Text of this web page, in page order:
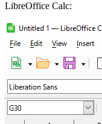
LibreOffice Calc: